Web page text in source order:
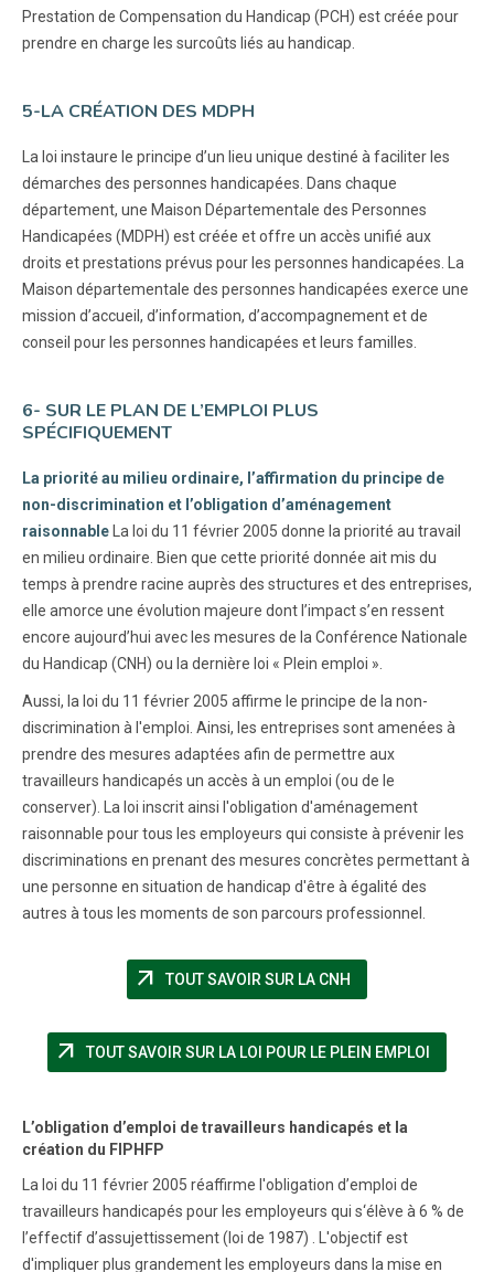
Prestation de Compensation du Handicap (PCH) est créée pour
prendre en charge les surcoûts liés au handicap.
5-LA CRÉATION DES MDPH
La loi instaure le principe d’un lieu unique destiné à faciliter les
démarches des personnes handicapées. Dans chaque
département, une Maison Départementale des Personnes
Handicapées (MDPH) est créée et offre un accès unifié aux
droits et prestations prévus pour les personnes handicapées. La
Maison départementale des personnes handicapées exerce une
mission d’accueil, d’information, d’accompagnement et de
conseil pour les personnes handicapées et leurs familles.
6- SUR LE PLAN DE L’EMPLOI PLUS
SPÉCIFIQUEMENT
La priorité au milieu ordinaire, l’affirmation du principe de
non-discrimination et l’obligation d’aménagement
raisonnable La loi du 11 février 2005 donne la priorité au travail
en milieu ordinaire. Bien que cette priorité donnée ait mis du
temps à prendre racine auprès des structures et des entreprises,
elle amorce une évolution majeure dont l’impact s’en ressent
encore aujourd’hui avec les mesures de la Conférence Nationale
du Handicap (CNH) ou la dernière loi « Plein emploi ».
Aussi, la loi du 11 février 2005 affirme le principe de la non-
discrimination à l'emploi. Ainsi, les entreprises sont amenées à
prendre des mesures adaptées afin de permettre aux
travailleurs handicapés un accès à un emploi (ou de le
conserver). La loi inscrit ainsi l'obligation d'aménagement
raisonnable pour tous les employeurs qui consiste à prévenir les
discriminations en prenant des mesures concrètes permettant à
une personne en situation de handicap d'être à égalité des
autres à tous les moments de son parcours professionnel.
arrow_outward TOUT SAVOIR SUR LA CNH(NOUVELLE
arrow_outward TOUT SAVOIR SUR LA LOI POUR LE PLEIN EMPLOI
L’obligation d’emploi de travailleurs handicapés et la
création du FIPHFP
La loi du 11 février 2005 réaffirme l'obligation d’emploi de
travailleurs handicapés pour les employeurs qui s‘élève à 6 % de
l’effectif d’assujettissement (loi de 1987) . L'objectif est
d'impliquer plus grandement les employeurs dans la mise en